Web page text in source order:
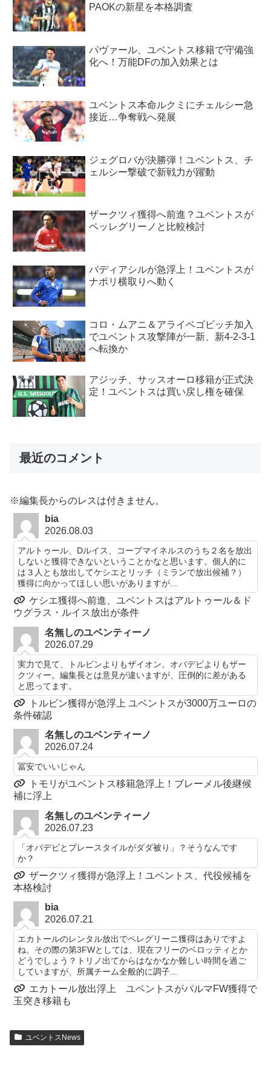
PAOKの新星を本格調査
パヴァール、ユベントス移籍で守備強
化へ！万能DFの加入効果とは
ユベントス本命ルクミにチェルシー急
接近…争奪戦へ発展
ジェグロバが決勝弾！ユベントス、チ
ェルシー撃破で新戦力が躍動
ザークツィ獲得へ前進？ユベントスが
ペッレグリーノと比較検討
バディアシルが急浮上！ユベントスが
ナポリ横取りへ動く
コロ・ムアニ＆アライベゴビッチ加入
でユベントス攻撃陣が一新、新4-2-3-1
へ転換か
アジッチ、サッスオーロ移籍が正式決
定！ユベントスは買い戻し権を確保
最近のコメント
※編集長からのレスは付きません。
bia
2026.08.03
アルトゥール、Dルイス、コープマイネルスのうち２名を放出
しないと獲得できないということかなと思います。個人的に
は３人とも放出してケシエとリッチ（ミランで放出候補？）
獲得に向かってほしい思いがありますが...
ケシエ獲得へ前進、ユベントスはアルトゥール＆ド
ウグラス・ルイス放出が条件
名無しのユベンティーノ
2026.07.29
実力で見て、トルビンよりもザイオン。オバデビよりもザー
クツィー。編集長とは意見が違いますが、圧倒的に差がある
と思ってます。
トルビン獲得が急浮上 ユベントスが3000万ユーロの
条件確認
名無しのユベンティーノ
2026.07.24
冨安でいいじゃん
トモリがユベントス移籍急浮上！ブレーメル後継候
補に浮上
名無しのユベンティーノ
2026.07.23
「オバデビとプレースタイルがダダ被り」？そうなんです
か？
ザークツィ獲得が急浮上！ユベントス、代役候補を
本格検討
bia
2026.07.21
エカトールのレンタル放出でペレグリーニ獲得はありですよ
ね。その際の第3FWとしては、現在フリーのベロッティとか
どうでしょう？トリノ出てからはなかなか難しい時間を過ご
していますが、所属チーム全般的に調子...
エカトール放出浮上 ユベントスがパルマFW獲得で
玉突き移籍も
ユベントスNews